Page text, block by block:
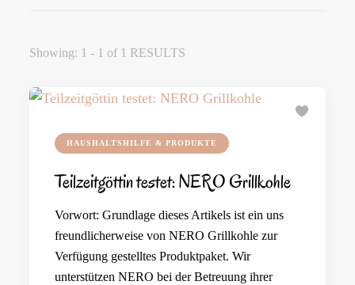
Showing: 1 - 1 of 1 RESULTS
HAUSHALTSHILFE & PRODUKTE
Teilzeitgöttin testet: NERO Grillkohle
Vorwort: Grundlage dieses Artikels ist ein uns
freundlicherweise von NERO Grillkohle zur
Verfügung gestelltes Produktpaket. Wir
unterstützen NERO bei der Betreuung ihrer